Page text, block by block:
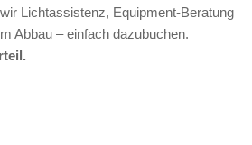
Lichtassistenz, Equipment-Beratung
Abbau – einfach dazubuchen.